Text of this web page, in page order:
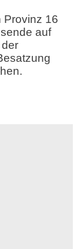
Provinz 16
auf